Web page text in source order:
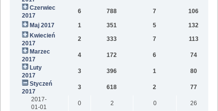
Czerwiec
2017
6 788 7 106
Maj 2017 1 351 5
132
Kwiecień
2017
2 333 7
113
Marzec
2017
4 172 6
74
Luty
2017
3 396 1
80
Styczeń
2017
3 618 2
77
2017-
01-01
0 2 0
26